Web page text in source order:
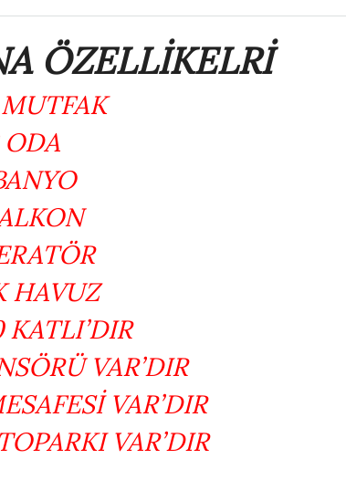
ÖZELLİKELRİ
ODA
HAVUZ
KATLI’DIR
VAR’DIR
VAR’DIR
VAR’DIR